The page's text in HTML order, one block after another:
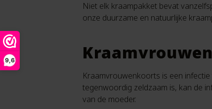
9,6
Niet elk kraampakket bevat
onze duurzame en natuurlijke
Kraamvrouwenkoorts is een
tegenwoordig zeldzaam is, kan de
van de moeder.